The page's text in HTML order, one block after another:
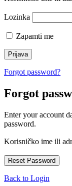
Lozinka
Zapamti me
Forgot password?
Forgot
Enter your account
password.
Korisničko ime ili
Back to Login